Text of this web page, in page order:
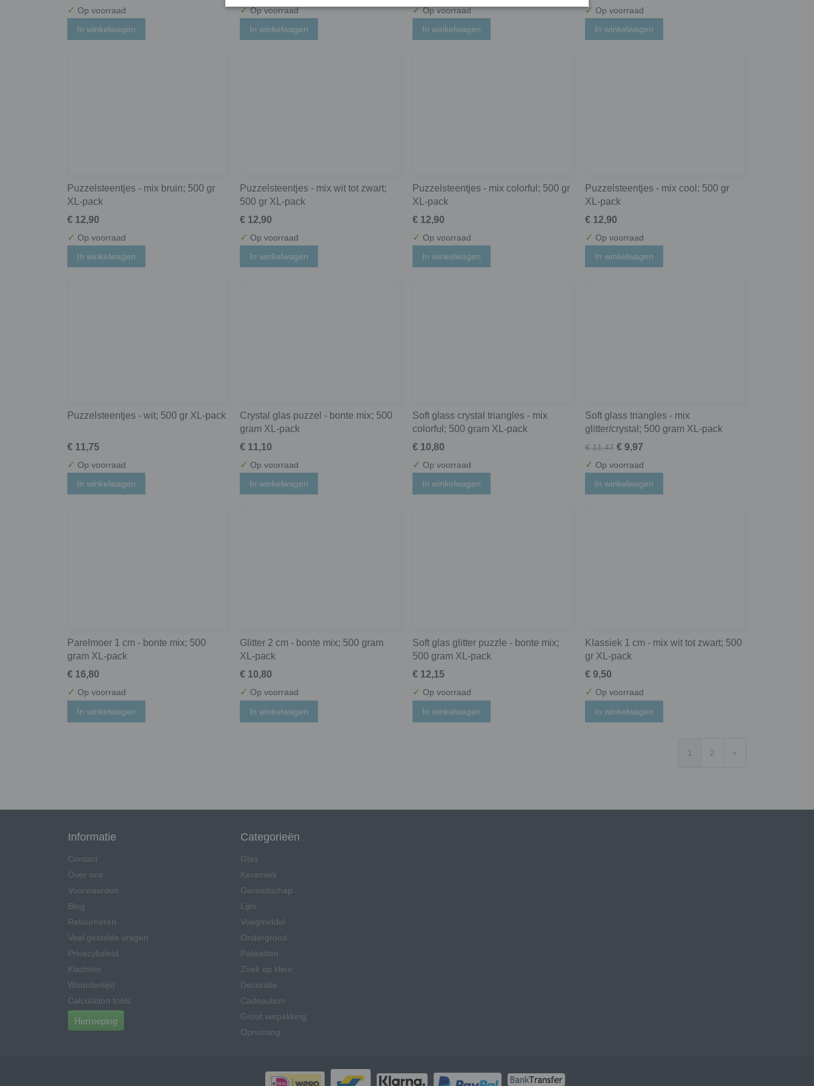
✓ Op voorraad
In winkelwagen
✓Op voorraad
In winkelwagen
✓Op voorraad
In winkelwagen
✓ Op voorraad
In winkelwagen
Puzzelsteentjes - mix bruin; 500 gr
XL-pack
€ 12,90
✓ Op voorraad
In winkelwagen
Puzzelsteentjes - mix wit tot zwart;
500 gr XL-pack
€ 12,90
✓ Op voorraad
In winkelwagen
Puzzelsteentjes - mix colorful; 500 gr
XL-pack
€ 12,90
✓ Op voorraad
In winkelwagen
Puzzelsteentjes - mix cool; 500 gr
XL-pack
€ 12,90
✓ Op voorraad
In winkelwagen
Puzzelsteentjes - wit; 500 gr XL-pack
€ 11,75
✓ Op voorraad
In winkelwagen
Crystal glas puzzel - bonte mix; 500
gram XL-pack
€ 11,10
✓ Op voorraad
In winkelwagen
Soft glass crystal triangles - mix
colorful; 500 gram XL-pack
€ 10,80
✓ Op voorraad
In winkelwagen
Soft glass triangles - mix
glitter/crystal; 500 gram XL-pack
€ 11,47 € 9,97
✓ Op voorraad
In winkelwagen
Parelmoer 1 cm - bonte mix; 500
gram XL-pack
€ 16,80
✓ Op voorraad
In winkelwagen
Glitter 2 cm - bonte mix; 500 gram
XL-pack
€ 10,80
✓ Op voorraad
In winkelwagen
Soft glas glitter puzzle - bonte mix;
500 gram XL-pack
€ 12,15
✓ Op voorraad
In winkelwagen
Klassiek 1 cm - mix wit tot zwart; 500
gr XL-pack
€ 9,50
✓ Op voorraad
In winkelwagen
1 2 »
Informatie
Contact
Over ons
Voorwaarden
Blog
Retourneren
Veel gestelde vragen
Privacybeleid
Klachten
Woordenlijst
Calculation tools
Herroeping
Categorieën
Glas
Keramiek
Gereedschap
Lijm
Voegmiddel
Ondergrond
Pakketten
Zoek op kleur
Decoratie
Cadeaubon
Groot verpakking
Opruiming